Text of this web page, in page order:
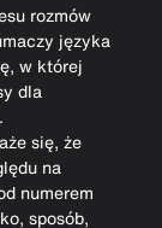
rozmów
języka
w której
dla
się, że
na
numerem
sposób,